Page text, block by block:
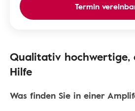
Termin
Qualitativ hochwertige,
Hilfe
Was finden Sie in einer